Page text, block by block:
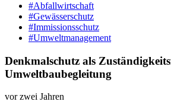
#Abfallwirtschaft
#Gewässerschutz
#Immissionsschutz
#Umweltmanagement
Denkmalschutz als
Umweltbaubegleitung
vor zwei Jahren